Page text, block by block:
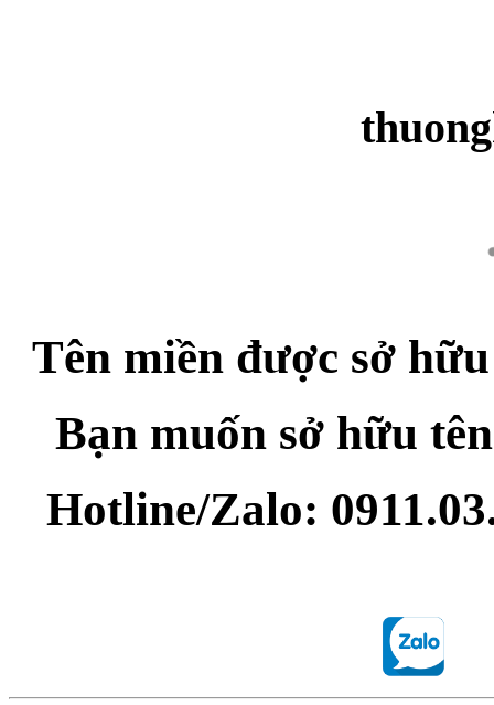
Tên miền được sở
Bạn muốn sở hữu
Hotline/Zalo: